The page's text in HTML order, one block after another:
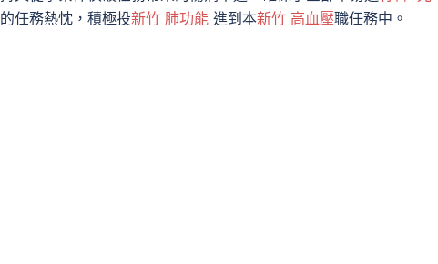
任務熱忱，積極投新竹 肺功能 進到本新竹 高血壓職任務中。